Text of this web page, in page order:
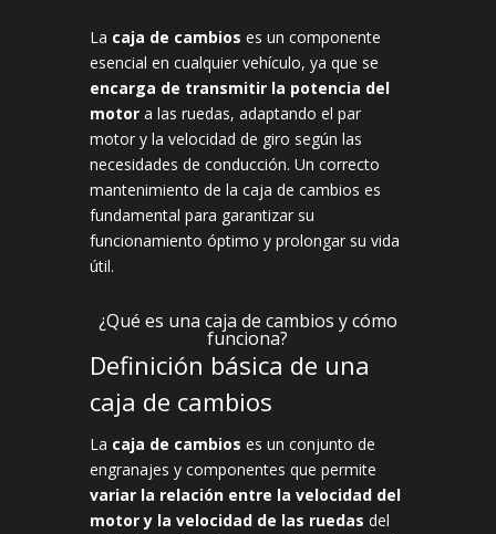
La caja de cambios es un componente
esencial en cualquier vehículo, ya que se
encarga de transmitir la potencia del
motora las ruedas, adaptando el par
motor y la velocidad de giro según las
necesidades de conducción. Un correcto
mantenimiento de la caja de cambios es
fundamental para garantizar su
funcionamiento óptimo y prolongar su vida
útil.
¿Qué es una caja de cambios y cómo
funciona?
Definición básica de una
caja de cambios
La caja de cambios es un conjunto de
engranajes y componentes que permite
variar la relación entre la velocidad del
motor y la velocidad de las ruedas del